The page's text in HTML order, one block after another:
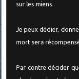
sur les miens.
Je peux dédier,
mort sera
Par contre décider